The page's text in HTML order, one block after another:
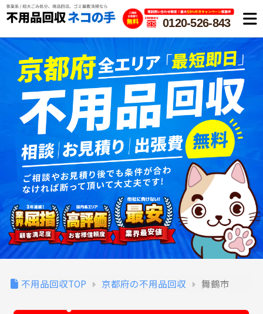
0120-526-843
不用品回収TOP 京都府の不用品回収 舞鶴市